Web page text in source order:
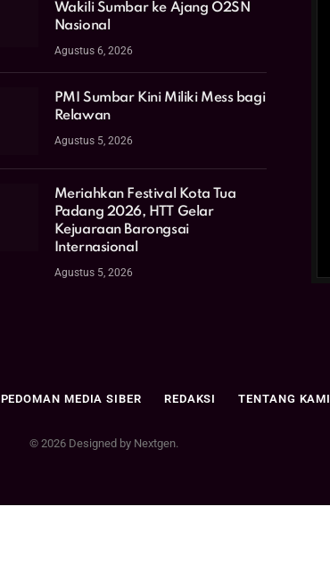
Wakili Sumbar ke Ajang O2SN
Nasional
Agustus 6, 2026
PMI Sumbar Kini Miliki Mess bagi
Relawan
Agustus 5, 2026
Meriahkan Festival Kota Tua
Padang 2026, HTT Gelar
Kejuaraan Barongsai
Internasional
Agustus 5, 2026
PEDOMAN MEDIA SIBER REDAKSI TENTANG KAMI
© 2026 Designed by Nextgen.